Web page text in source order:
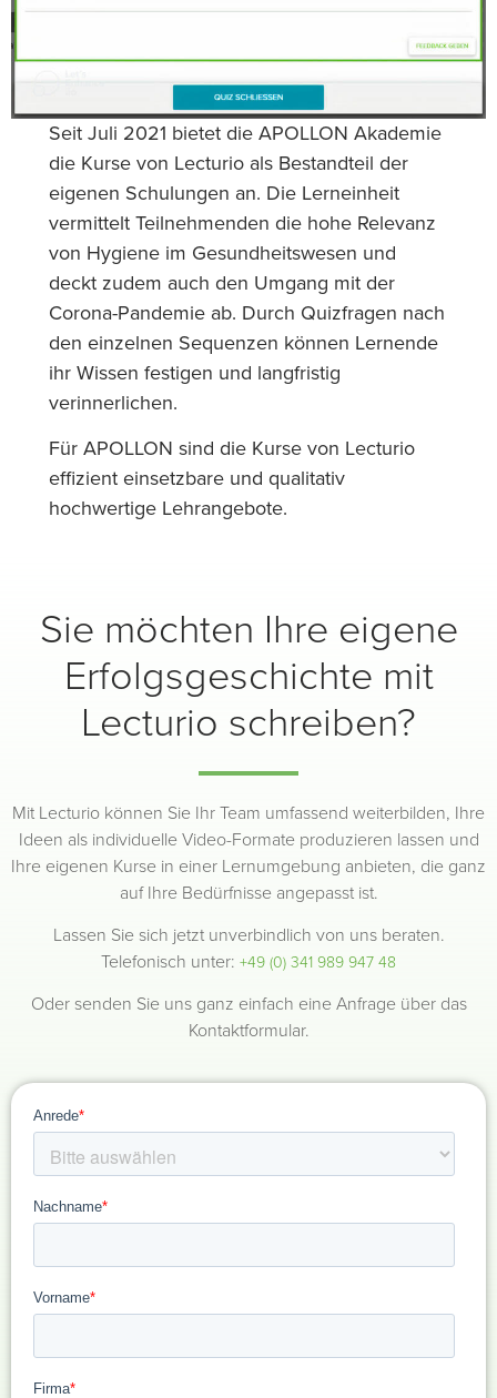
Seit Juli 2021 bietet die APOLLON Akademie
die Kurse von Lecturio als Bestandteil der
eigenen Schulungen an. Die Lerneinheit
vermittelt Teilnehmenden die hohe Relevanz
von Hygiene im Gesundheitswesen und
deckt zudem auch den Umgang mit der
Corona-Pandemie ab. Durch Quizfragen nach
den einzelnen Sequenzen können Lernende
ihr Wissen festigen und langfristig
verinnerlichen.
Für APOLLON sind die Kurse von Lecturio
effizient einsetzbare und qualitativ
hochwertige Lehrangebote.
Sie möchten Ihre eigene
Erfolgsgeschichte mit
Lecturio schreiben?
Mit Lecturio können Sie Ihr Team umfassend weiterbilden, Ihre
Ideen als individuelle Video-Formate produzieren lassen und
Ihre eigenen Kurse in einer Lernumgebung anbieten, die ganz
auf Ihre Bedürfnisse angepasst ist.
Lassen Sie sich jetzt unverbindlich von uns beraten.
Telefonisch unter: +49 (0) 341 989 947 48
Oder senden Sie uns ganz einfach eine Anfrage über das
Kontaktformular.